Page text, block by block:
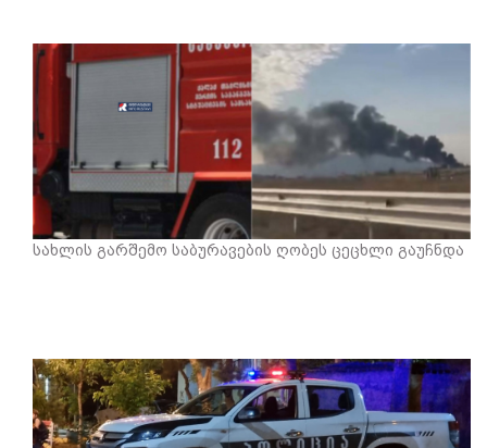
სახლის გარშემო საბურავების ღობეს ცეცხლი გაუჩნდა